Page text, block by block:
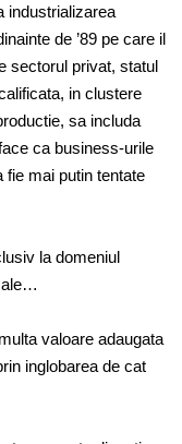
industrializarea
de ’89 pe care il
sectorul privat, statul
in clustere
sa includa
ca business-urile
mai putin tentate
la domeniul
valoare adaugata
inglobarea de cat